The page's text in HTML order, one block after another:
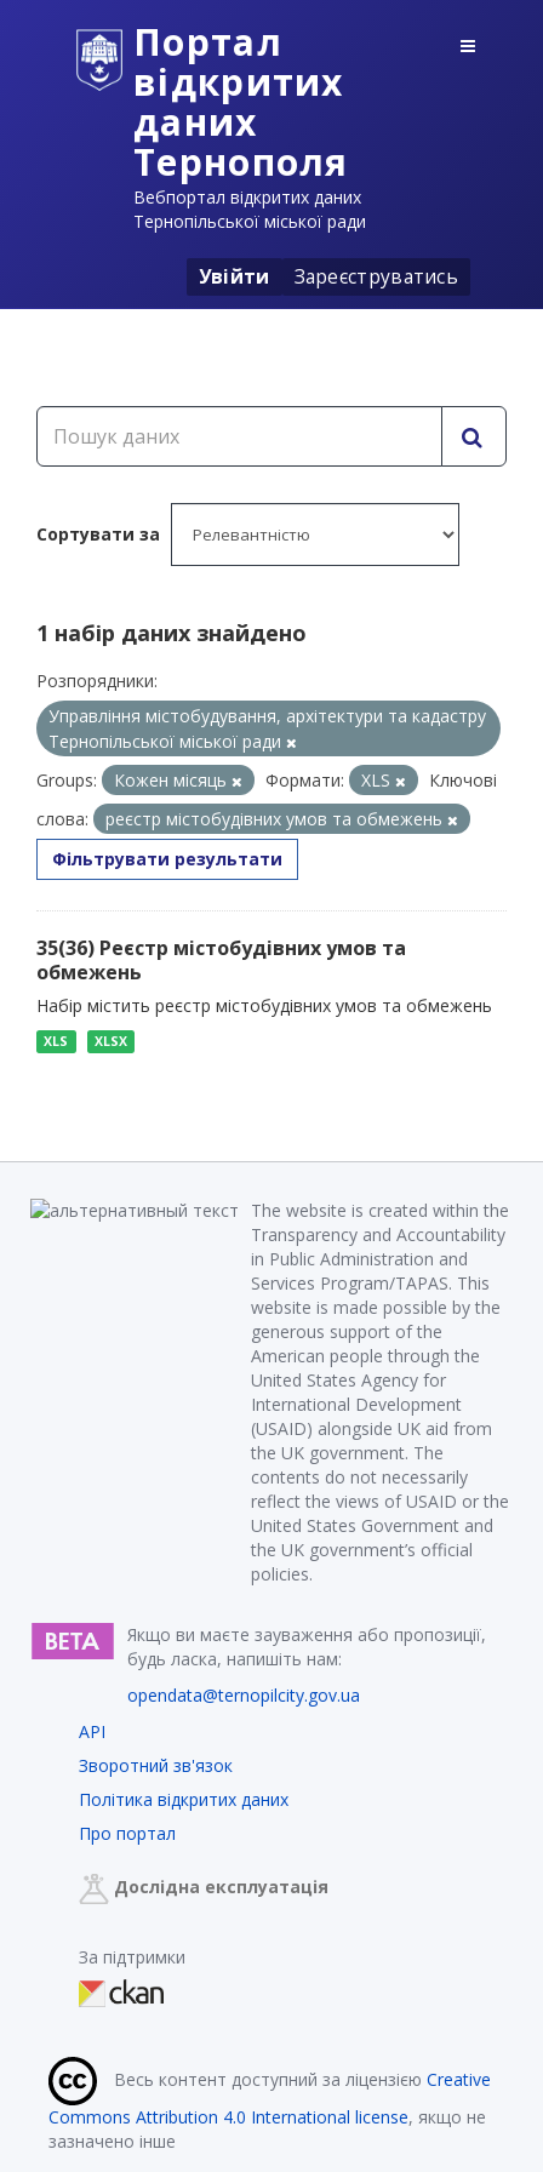
Портал
відкритих
даних
Тернополя
Вебпортал відкритих даних
Тернопільської міської ради
Увійти Зареєструватись
Сортувати за
1 набір даних знайдено
Розпорядники:
Управління містобудування, архітектури та кадастру
Тернопільської міської ради
Groups:
Кожен місяць Формати: XLS
Ключові
слова:
реєстр містобудівних умов та обмежень
Фільтрувати результати
35(36) Реєстр містобудівних умов та
обмежень
Набір містить реєстр містобудівних умов та обмежень
XLS XLSX
The website is created within the
Transparency and Accountability
in Public Administration and
Services Program/TAPAS. This
website is made possible by the
generous support of the
American people through the
United States Agency for
International Development
(USAID) alongside UK aid from
the UK government. The
contents do not necessarily
reflect the views of USAID or the
United States Government and
the UK government’s official
policies.
Якщо ви маєте зауваження або пропозиції,
будь ласка, напишіть нам:
opendata@ternopilcity.gov.ua
API
Зворотний зв'язок
Політика відкритих даних
Про портал
Дослідна експлуатація
За підтримки
Весь контент доступний за ліцензією Creative
Commons Attribution 4.0 International license, якщо не
зазначено інше